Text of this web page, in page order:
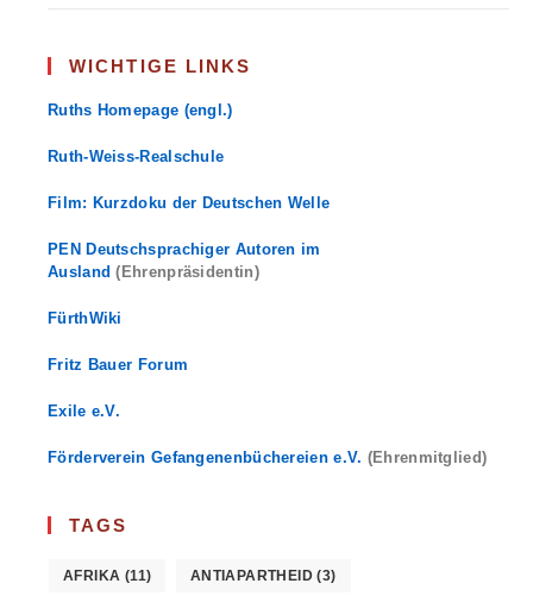
WICHTIGE LINKS
Ruths Homepage (engl.)
Ruth-Weiss-Realschule
Film: Kurzdoku der Deutschen Welle
PEN Deutschsprachiger Autoren im
Ausland(Ehrenpräsidentin)
FürthWiki
Fritz Bauer Forum
Exile e.V.
Förderverein Gefangenenbüchereien e.V. (Ehrenmitglied)
TAGS
AFRIKA (11) ANTIAPARTHEID(3)